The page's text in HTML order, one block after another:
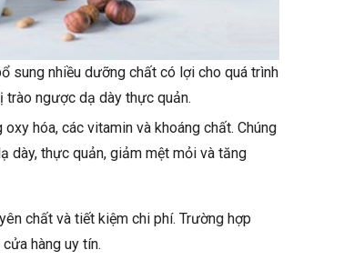
sung nhiều dưỡng chất có lợi cho quá trình
trào ngược dạ dày thực quản.
hóa, các vitamin và khoáng chất. Chúng
dày, thực quản, giảm mệt mỏi và tăng
chất và tiết kiệm chi phí. Trường hợp
hàng uy tín.